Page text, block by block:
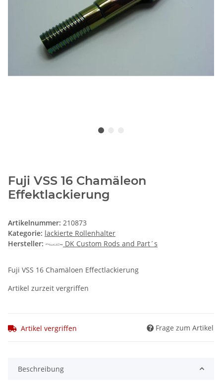
Fuji VSS 16 Chamäleon
Effektlackierung
Artikelnummer: 210873
Kategorie: lackierte Rollenhalter
Hersteller:
DK Custom Rods and Part´s
Fuji VSS 16 Chamäloen Effectlackierung
Artikel zurzeit vergriffen
Artikel vergriffen Frage zum Artikel
Beschreibung